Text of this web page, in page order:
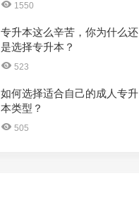
1550
专升本这么辛苦，你为什么还
是选择专升本？
523
如何选择适合自己的成人专升
本类型？
505